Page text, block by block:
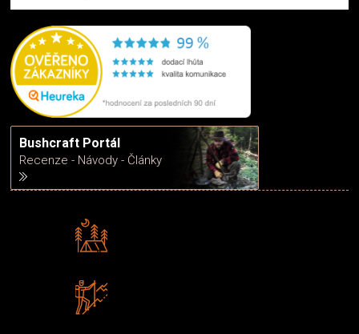
Bushcraft Portál
Recenze - Návody - Články